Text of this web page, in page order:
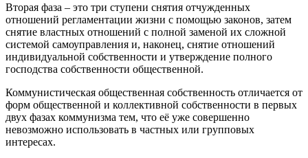
Вторая фаза – это три ступени снятия отчужденных
отношений регламентации жизни с помощью законов, затем
снятие властных отношений с полной заменой их сложной
системой самоуправления и, наконец, снятие отношений
индивидуальной собственности и утверждение полного
господства собственности общественной.
Коммунистическая общественная собственность отличается от
форм общественной и коллективной собственности в первых
двух фазах коммунизма тем, что её уже совершенно
невозможно использовать в частных или групповых
интересах.